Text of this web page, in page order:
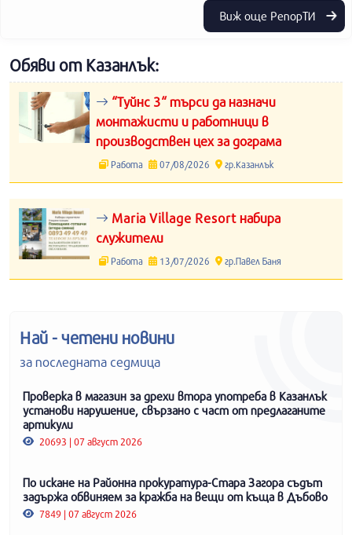
Виж още РепорТИ
Обяви от Казанлък:
“Туйнс 3“ търси да назначи
монтажисти и работници в
производствен цех за дограма
Работа 07/08/2026 гр.Казанлък
Maria Village Resort набира
служители
Работа 13/07/2026 гр.Павел Баня
Най - четени новини
за последната седмица
Проверка в магазин за дрехи втора употреба в Казанлък
установи нарушение, свързано с част от предлаганите
артикули
20693 | 07 август 2026
По искане на Районна прокуратура-Стара Загора съдът
задържа обвиняем за кражба на вещи от къща в Дъбово
7849 | 07 август 2026